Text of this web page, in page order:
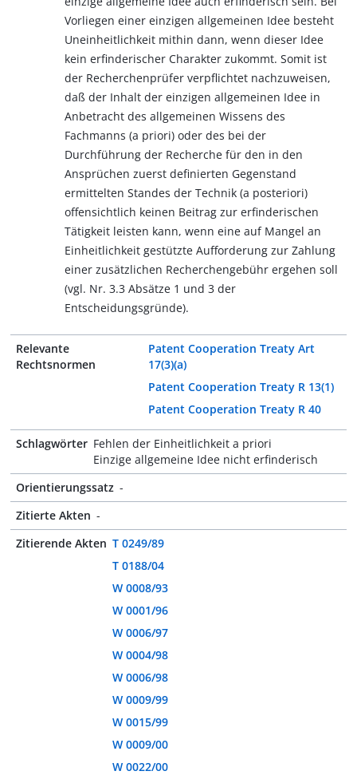
Vorliegen einer einzigen allgemeinen Idee besteht
Uneinheitlichkeit mithin dann, wenn dieser Idee
kein erfinderischer Charakter zukommt. Somit ist
der Recherchenprüfer verpflichtet nachzuweisen,
daß der Inhalt der einzigen allgemeinen Idee in
Anbetracht des allgemeinen Wissens des
Fachmanns (a priori) oder des bei der
Durchführung der Recherche für den in den
Ansprüchen zuerst definierten Gegenstand
ermittelten Standes der Technik (a posteriori)
offensichtlich keinen Beitrag zur erfinderischen
Tätigkeit leisten kann, wenn eine auf Mangel an
Einheitlichkeit gestützte Aufforderung zur Zahlung
einer zusätzlichen Recherchengebühr ergehen soll
(vgl. Nr. 3.3 Absätze 1 und 3 der
Entscheidungsgründe).
Relevante
Rechtsnormen
Patent Cooperation Treaty Art
17(3)(a)
Patent Cooperation Treaty R 13(1)
Patent Cooperation Treaty R 40
Schlagwörter Fehlen der Einheitlichkeit a priori
Einzige allgemeine Idee nicht erfinderisch
Orientierungssatz -
Zitierte Akten -
Zitierende Akten T 0249/89
T 0188/04
W 0008/93
W 0001/96
W 0006/97
W 0004/98
W 0006/98
W 0009/99
W 0015/99
W 0009/00
W 0022/00